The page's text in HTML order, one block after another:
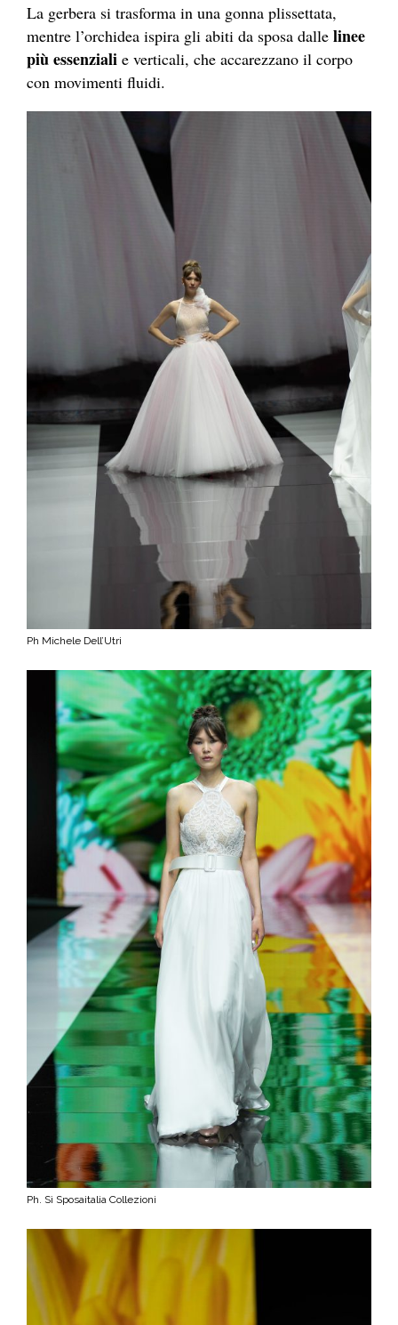
La gerbera si trasforma in una gonna plissettata,
mentre l’orchidea ispira gli abiti da sposa dalle linee
più essenziali e verticali, che accarezzano il corpo
con movimenti fluidi.
Ph Michele Dell’Utri
Ph. Sì Sposaitalia Collezioni